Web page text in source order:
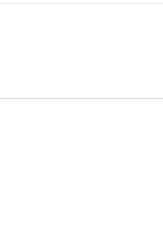
요청할 수 있습니다. 혹은 개인정보관